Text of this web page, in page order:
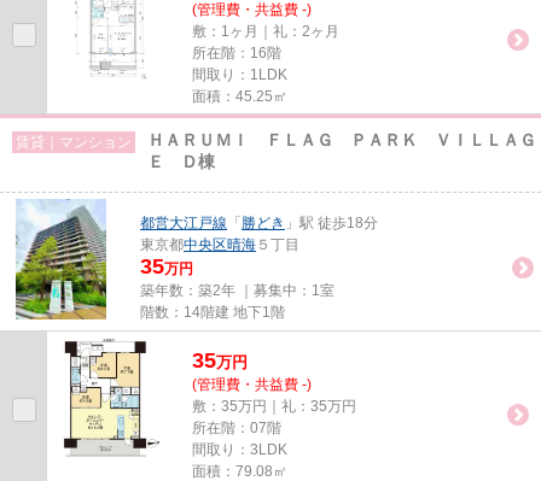
(管理費・共益費 -)
敷：1ヶ月｜礼：2ヶ月
所在階：16階
間取り：1LDK
面積：45.25㎡
賃貸｜マンション
ＨＡＲＵＭＩ ＦＬＡＧ ＰＡＲＫ ＶＩＬＬＡＧ
Ｅ Ｄ棟
都営大江戸線 「 勝どき 」駅 徒歩18分
東京都中央区晴海 ５丁目
35万円
築年数：築2年 ｜募集中： 1室
階数：14階建 地下1階
35万円
(管理費・共益費 -)
敷：35万円｜礼：35万円
所在階：07階
間取り：3LDK
面積：79.08㎡